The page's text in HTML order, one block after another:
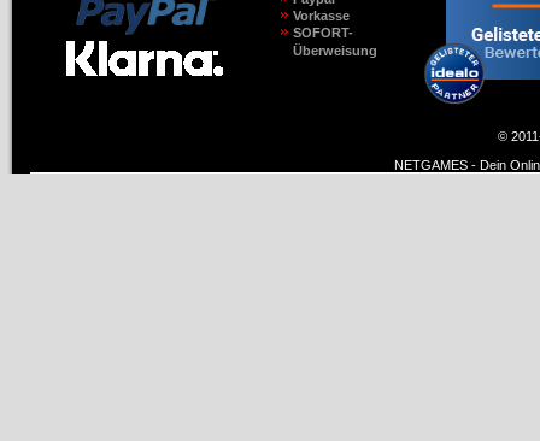
Vorkasse
SOFORT-
Überweisung
©
NETGAMES - Dein